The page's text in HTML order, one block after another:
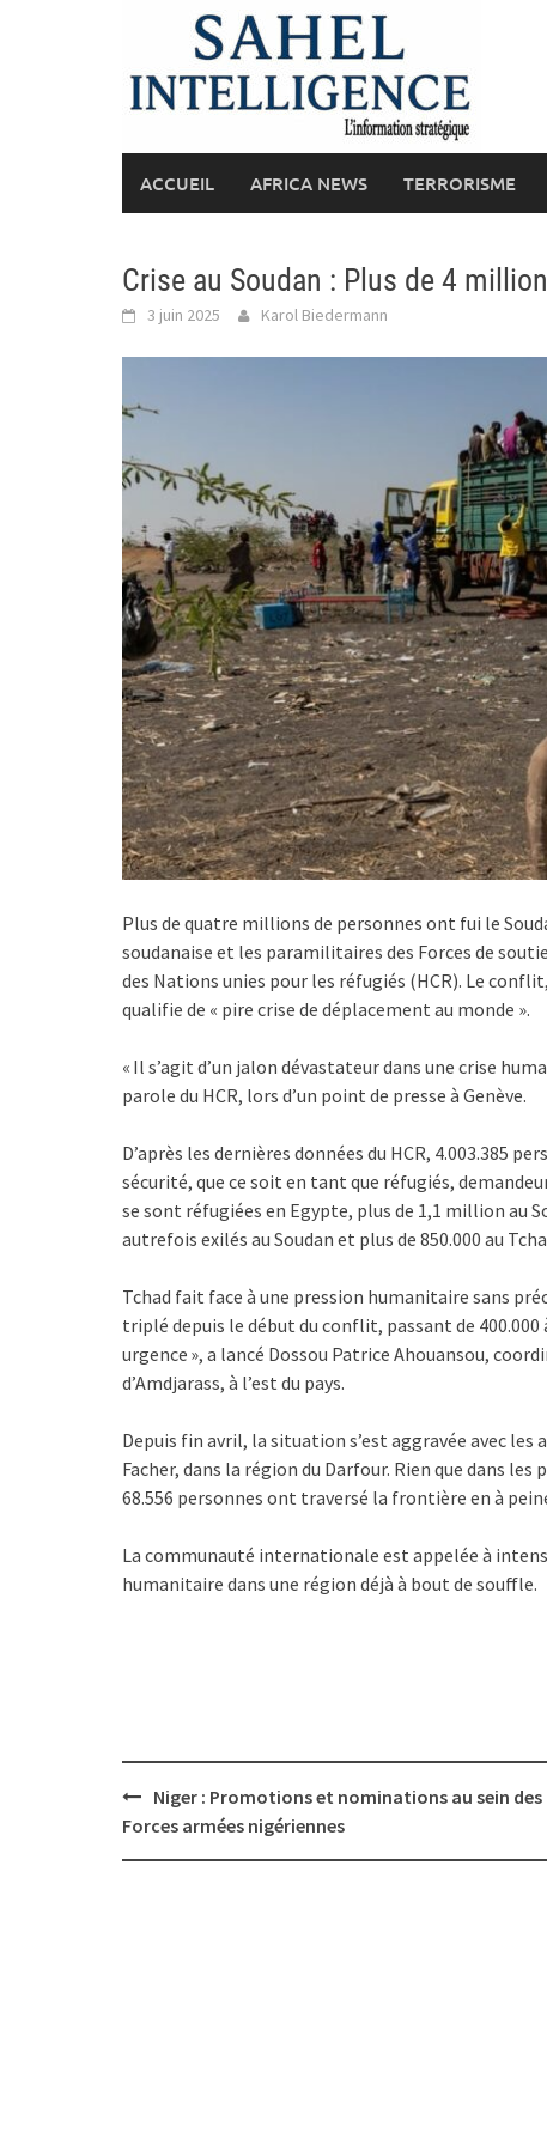
ACCUEIL AFRICA NEWS TERRORISME
Crise au Soudan : Plus de 4
3 juin 2025 Karol Biedermann
Plus de quatre millions de personnes ont fui le
soudanaise et les paramilitaires des Forces de
des Nations unies pour les réfugiés (HCR). Le
qualifie de « pire crise de déplacement au monde ».
« Il s’agit d’un jalon dévastateur dans une crise
parole du HCR, lors d’un point de presse à Genève.
D’après les dernières données du HCR, 4.003.385
sécurité, que ce soit en tant que réfugiés,
se sont réfugiées en Egypte, plus de 1,1 million au
autrefois exilés au Soudan et plus de 850.000 au
Tchad fait face à une pression humanitaire sans
triplé depuis le début du conflit, passant de
urgence », a lancé Dossou Patrice Ahouansou,
d’Amdjarass, à l’est du pays.
Depuis fin avril, la situation s’est aggravée avec les
Facher, dans la région du Darfour. Rien que dans
68.556 personnes ont traversé la frontière en à
La communauté internationale est appelée à
humanitaire dans une région déjà à bout de souffle.
Post
navigation
Niger : Promotions et nominations au sein des
Forces armées nigériennes